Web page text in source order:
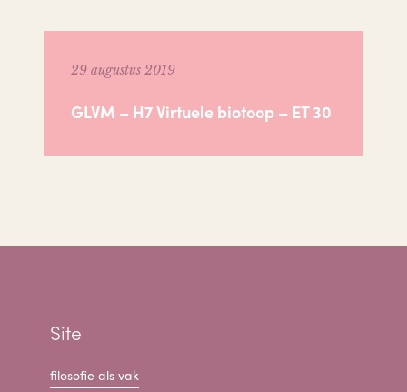
29 augustus 2019
GLVM – H7 Virtuele biotoop – ET 30
Site
filosofie als vak